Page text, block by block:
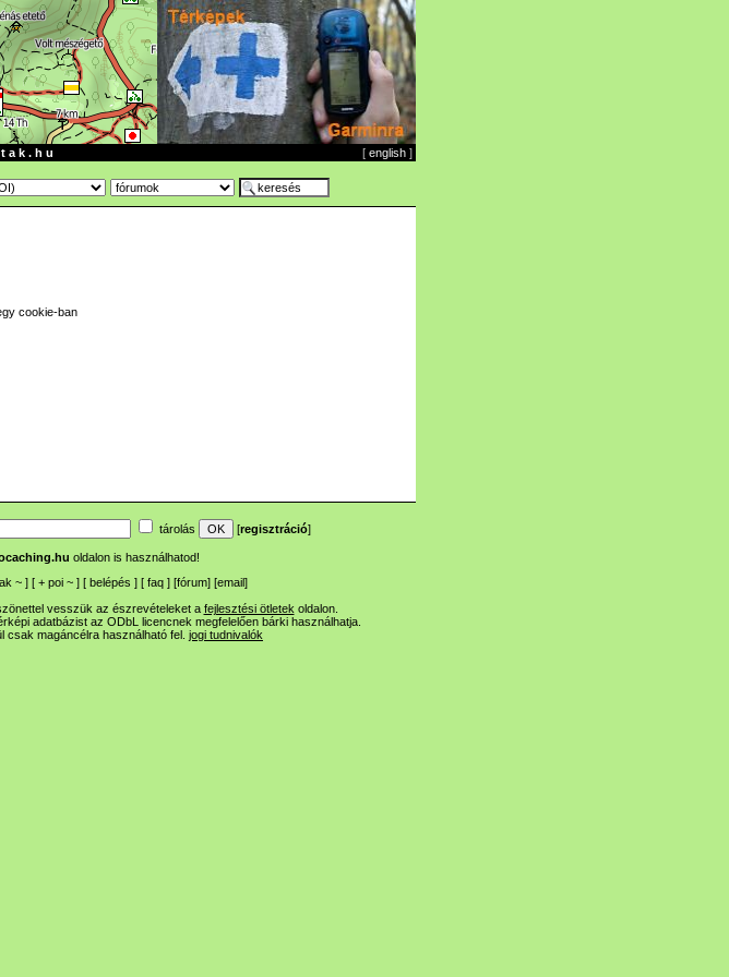
a k . h u [ english ]
cookie-ban
tárolás [regisztráció]
oldalon is használhatod!
~ ] [ + poi ~ ] [ belépés ] [ faq ] [fórum] [email]
vesszük az észrevételeket a fejlesztési ötletek oldalon.
adatbázist az ODbL licencnek megfelelően bárki használhatja.
csak magáncélra használható fel. jogi tudnivalók